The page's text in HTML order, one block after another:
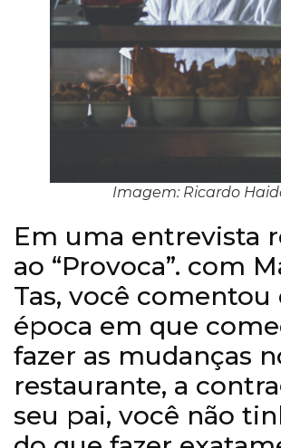
Imagem: Ricardo
Em uma entrevista
ao “Provoca”. com
Tas, você comentou
época em que
fazer as mudanças
restaurante, a
seu pai, você não